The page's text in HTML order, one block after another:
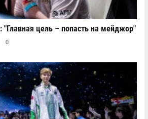
"Главная цель – попасть на мейджор"
0